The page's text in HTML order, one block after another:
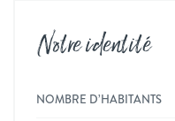
Notre identité
NOMBRE D’HABITANTS